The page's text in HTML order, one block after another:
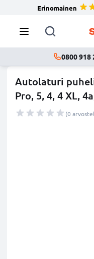
Erinomainen
0800 918
Autolaturi
Pro, 5, 4, 4 XL,
(0